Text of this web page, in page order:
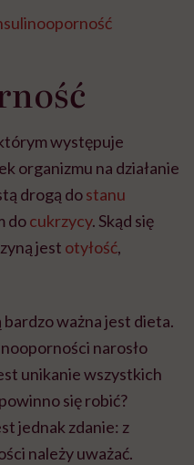
występuje
organizmu na działanie
drogą dostanu
docukrzycy. Skąd się
jest otyłość,
ważna jest dieta.
narosło
unikanie wszystkich
się robić?
jednak zdanie: z
należy uważać.